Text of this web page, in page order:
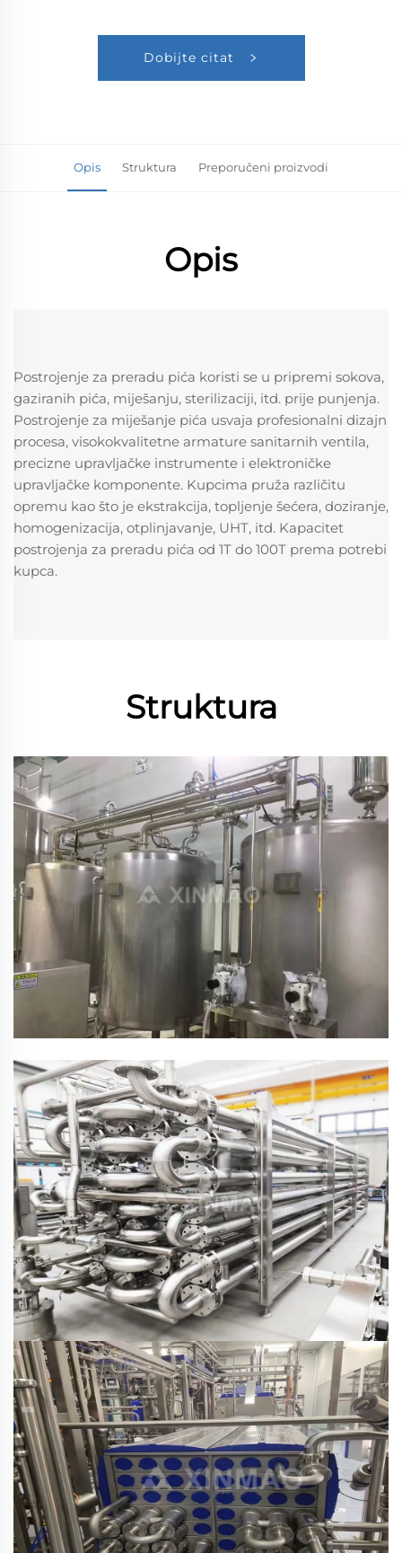
Dobijte citat
Opis Struktura Preporučeni proizvodi
Opis
Postrojenje za preradu pića koristi se u pripremi sokova,
gaziranih pića, miješanju, sterilizaciji, itd. prije punjenja.
Postrojenje za miješanje pića usvaja profesionalni dizajn
procesa, visokokvalitetne armature sanitarnih ventila,
precizne upravljačke instrumente i elektroničke
upravljačke komponente. Kupcima pruža različitu
opremu kao što je ekstrakcija, topljenje šećera, doziranje,
homogenizacija, otplinjavanje, UHT, itd. Kapacitet
postrojenja za preradu pića od 1T do 100T prema potrebi
kupca.
Struktura